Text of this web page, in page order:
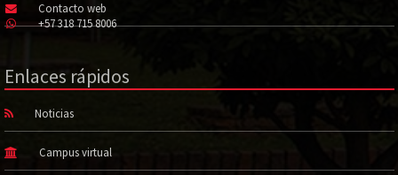
Contacto web
+57 318 715 8006
Enlaces rápidos
Noticias
Campus virtual